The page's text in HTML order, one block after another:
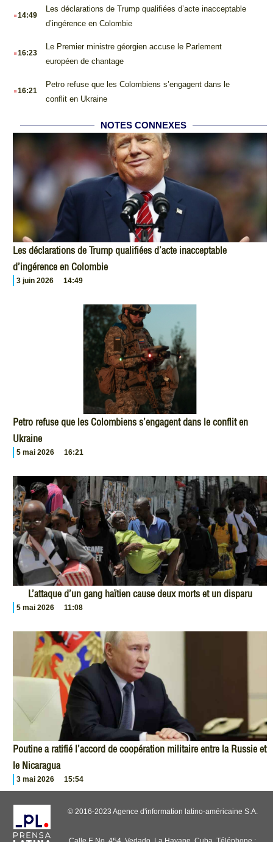
.14:49
Les déclarations de Trump qualifiées d’acte inacceptable
d’ingérence en Colombie
.16:23
Le Premier ministre géorgien accuse le Parlement
européen de chantage
.16:21
Petro refuse que les Colombiens s’engagent dans le
conflit en Ukraine
NOTES CONNEXES
Les déclarations de Trump qualifiées d’acte inacceptable
d’ingérence en Colombie
3 juin 2026 14:49
Petro refuse que les Colombiens s’engagent dans le conflit en
Ukraine
5 mai 2026 16:21
L’attaque d’un gang haïtien cause deux morts et un disparu
5 mai 2026 11:08
Poutine a ratifié l’accord de coopération militaire entre la Russie et
le Nicaragua
3 mai 2026 15:54
© 2016-2023 Agence d'information latino-américaine S.A.